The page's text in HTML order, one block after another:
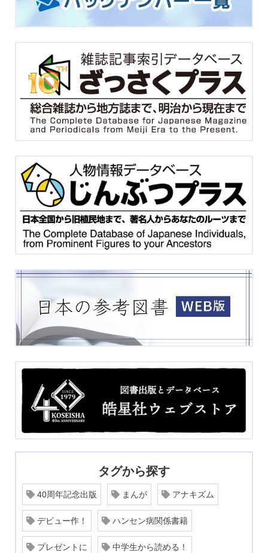
タグから探す
40周年記念出版 まんが アナキズム
デビュー作！ ハンセン病関係書籍
プレゼントに 中学生から読める！